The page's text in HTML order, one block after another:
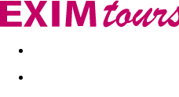
Akční nabídky Last minute